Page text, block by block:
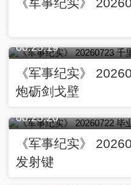
00:25:19
《军事纪实》
炮砺剑戈壁
00:25:20
《军事纪实》
发射键